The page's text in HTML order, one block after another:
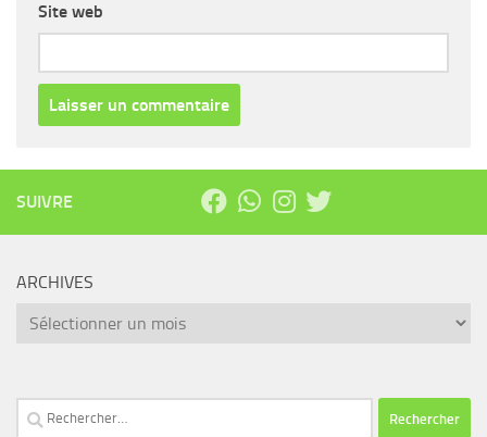
Site web
SUIVRE
ARCHIVES
Archives
Rechercher :